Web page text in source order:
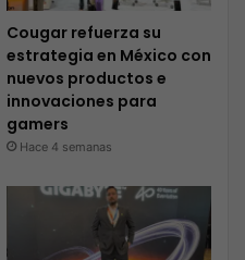
Cougar refuerza su
estrategia en México con
nuevos productos e
innovaciones para
gamers
Hace 4 semanas